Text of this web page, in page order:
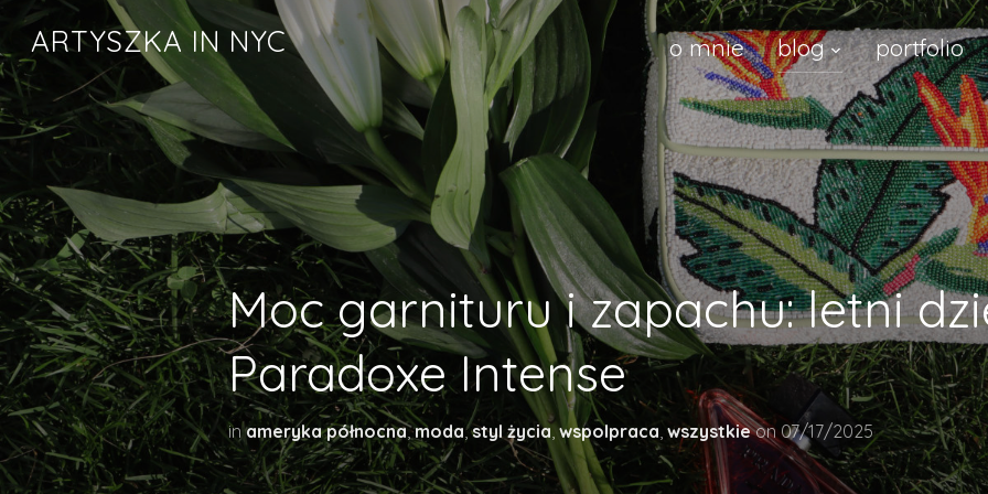
ARTYSZKA IN NYC o mnie blog portfolio
Moc garnituru i zapachu: letni
Paradoxe Intense
inameryka północna,moda,styl życia,wspolpraca, wszystkie on 07/17/2025